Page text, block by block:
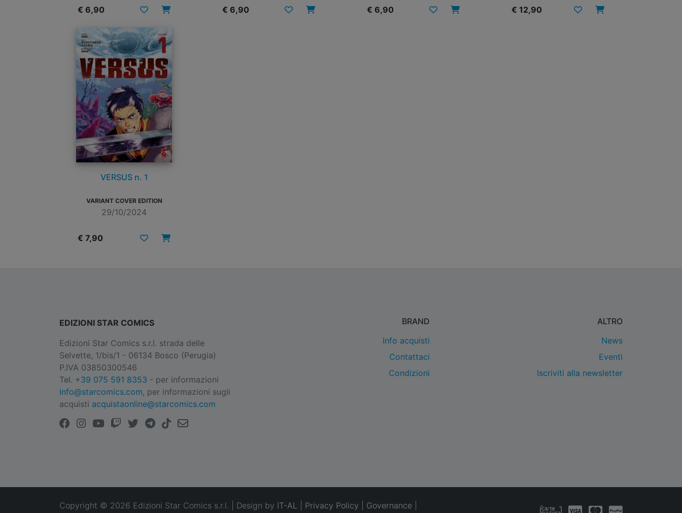
€ 6,90 € 6,90 € 6,90 € 12,90
VERSUS n. 1
VARIANT COVER EDITION
29/10/2024
€ 7,90
EDIZIONI STAR COMICS
Edizioni Star Comics s.r.l. strada delle
Selvette, 1/bis/1 - 06134 Bosco (Perugia)
P.IVA 03850300546
Tel. +39 075 591 8353 - per informazioni
info@starcomics.com, per informazioni sugli
acquisti acquistaonline@starcomics.com
BRAND
Info acquisti
Contattaci
Condizioni
ALTRO
News
Eventi
Iscriviti alla newsletter
Copyright © 2026 Edizioni Star Comics s.r.l. | Design by IT-AL Privacy Policy Governance